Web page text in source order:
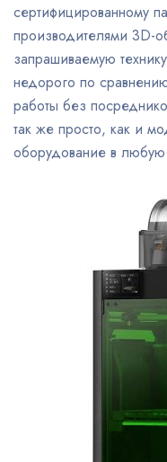
сертифицированному
производителями 3D-
запрашиваемую
недорого по
работы без
так же просто, как и
оборудование в любую